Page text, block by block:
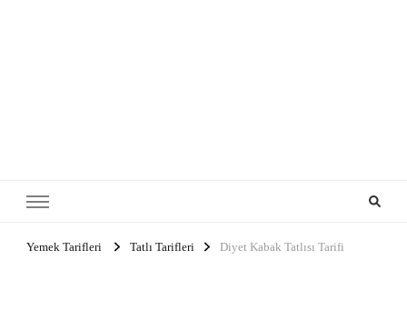
Yemek Tarifleri Tatlı Tarifleri Diyet Kabak Tatlısı Tarifi